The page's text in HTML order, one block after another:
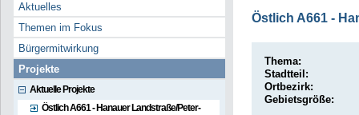
Aktuelles
Themen im Fokus
Bürgermitwirkung
Projekte
Aktuelle Projekte
Östlich A661 - Hanauer Landstraße/Peter-
Östlich A661 -
Thema:
Stadtteil:
Ortbezirk:
Gebietsgröße: